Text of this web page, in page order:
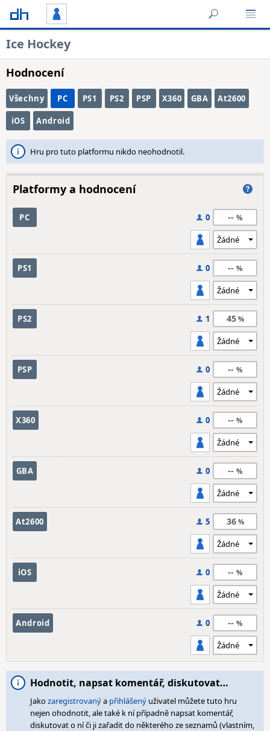
Ice Hockey
Hodnocení
Všechny PC PS1 PS2 PSP X360 GBA At2600
iOS Android
Hru pro tuto platformu nikdo neohodnotil.
Platformy a hodnocení
PC 0 --
PS1 0 --
PS2 1 45
PSP 0 --
X360 0 --
GBA 0 --
At2600 5 36
iOS 0 --
Android 0 --
Hodnotit, napsat komentář, diskutovat…
Jakozaregistrovanýa přihlášený uživatel můžete tuto hru
nejen ohodnotit, ale také k ní případně napsat komentář,
diskutovat o ní či ji zařadit do některého ze seznamů (vlastním,